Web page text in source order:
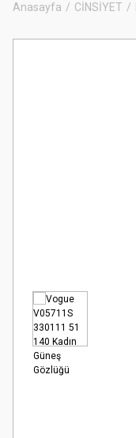
Anasayfa CİNSİYET